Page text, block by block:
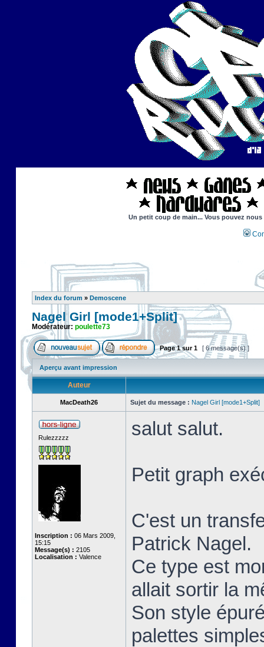
Un petit coup de main... Vous pouvez
Index du forum » Demoscene
Nagel Girl [mode1+Split]
Modérateur: poulette73
Page1sur1 [ 6 message(s) ]
Aperçu avant impression
Auteur
MacDeath26 Sujet du message : Nagel Girl [mode1+Split]
Rulezzzzz
Inscription : 06 Mars 2009,
15:15
Message(s) : 2105
Localisation : Valence
salut salut.
Petit graph
C'est un
Patrick Nagel.
Ce type est
allait sortir la
Son style
palettes